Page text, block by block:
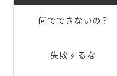
何でできないの？
失敗するな